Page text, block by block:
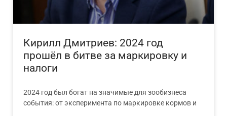
Кирилл Дмитриев: 2024 год
прошёл в битве за маркировку и
налоги
2024 год был богат на значимые для зообизнеса
события: от эксперимента по маркировке кормов и